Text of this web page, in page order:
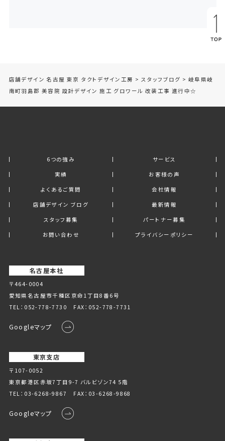
店舗デザイン 名古屋 東京 タクトデザイン工房 > スタッフブログ > 岐阜県岐
南町羽島郡 美容院 設計デザイン 施工 グロワール 改装工事 進行中☆
6つの強み
サービス
実績
お客様の声
よくあるご質問
会社情報
店舗デザイン ブログ
最新情報
スタッフ募集
パートナー募集
お問い合わせ
プライバシーポリシー
名古屋本社
〒464-0004
愛知県名古屋市千種区京命1丁⽬8番6号
TEL： 052-778-7730 FAX：052-778-7731
Googleマップ
東京支店
〒107-0052
東京都港区赤坂7丁目9-7 バルビゾン74 5階
TEL： 03-6268-9867 FAX：03-6268-9868
Googleマップ